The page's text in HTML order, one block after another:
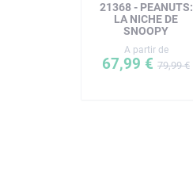
21368 - PEANUTS:
LA NICHE DE
SNOOPY
A partir de
67,99 € 79,99 €